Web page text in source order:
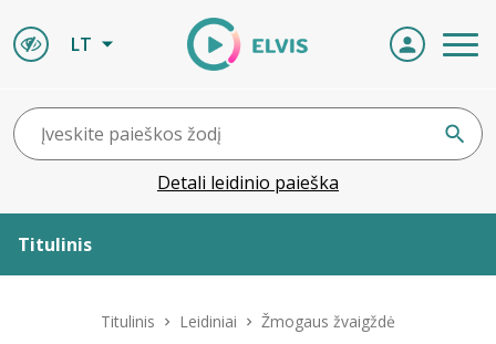
LT
Detali leidinio paieška
Titulinis
Titulinis Leidiniai Žmogaus žvaigždė